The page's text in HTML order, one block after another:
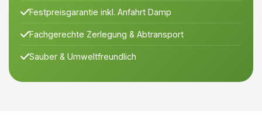
Festpreisgarantie inkl. Anfahrt Damp
Fachgerechte Zerlegung & Abtransport
Sauber & Umweltfreundlich